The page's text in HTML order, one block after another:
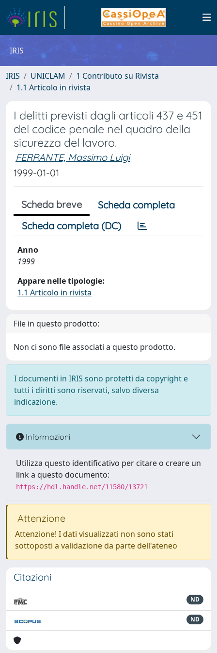
IRIS
IRIS UNICLAM
1 Contributo su Rivista
1.1 Articolo in rivista
I delitti previsti dagli articoli 437 e 451
del codice penale nel quadro della
sicurezza del lavoro.
FERRANTE, Massimo Luigi
1999-01-01
Scheda breve
Scheda completa
Scheda completa (DC)
Anno
1999
Appare nelle tipologie:
1.1 Articolo in rivista
File in questo prodotto:
Non ci sono file associati a questo prodotto.
I documenti in IRIS sono protetti da copyright e
tutti i diritti sono riservati, salvo diversa
indicazione.
Informazioni
Utilizza questo identificativo per citare o creare un
link a questo documento:
https://hdl.handle.net/11580/13721
Attenzione
Attenzione! I dati visualizzati non sono stati
sottoposti a validazione da parte dell'ateneo
Citazioni
ND
ND